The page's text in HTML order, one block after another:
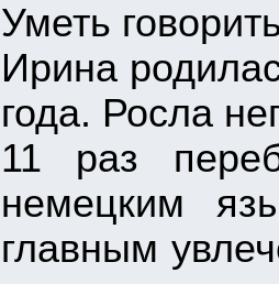
Уметь
Ирина
года. Росла
11 раз
немецким
главным